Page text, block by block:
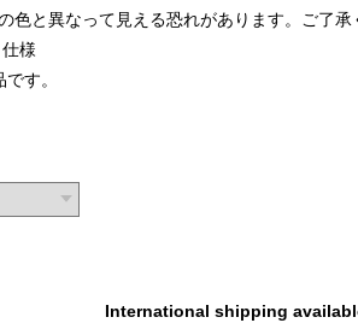
色と異なって見える恐れがあります。ご了承
様
です。
International shipping